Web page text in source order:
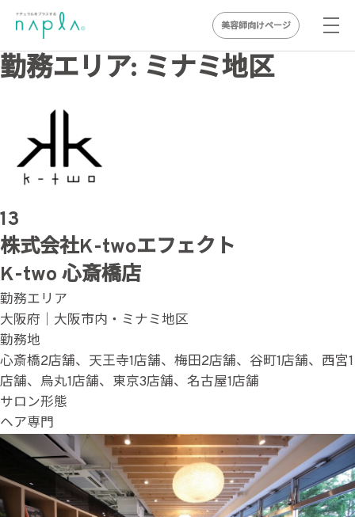
Skip
to
美容師向けページ
勤務エリア: ミナミ地区
13
株式会社K-twoエフェクト
K-two 心斎橋店
勤務エリア
大阪府｜大阪市内・ミナミ地区
勤務地
心斎橋2店舗、天王寺1店舗、梅田2店舗、谷町1店舗、西宮1
店舗、烏丸1店舗、東京3店舗、名古屋1店舗
サロン形態
ヘア専門